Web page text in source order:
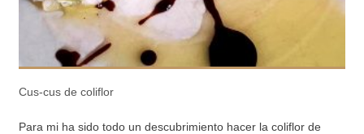
Cus-cus de coliflor
Para mi ha sido todo un descubrimiento hacer la coliflor de